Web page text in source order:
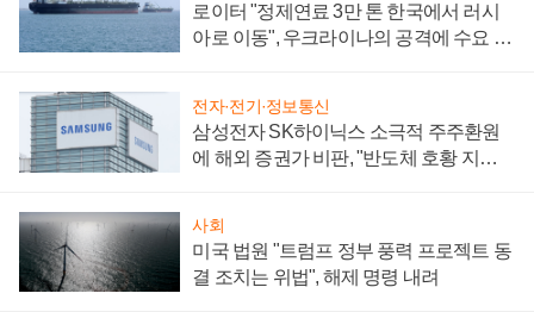
로이터 "정제연료 3만 톤 한국에서 러시
아로 이동", 우크라이나의 공격에 수요 늘
전자·전기·정보통신
삼성전자 SK하이닉스 소극적 주주환원
에 해외 증권가 비판, "반도체 호황 지속
사회
미국 법원 "트럼프 정부 풍력 프로젝트 동
결 조치는 위법", 해제 명령 내려